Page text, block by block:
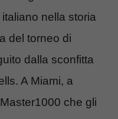
italiano nella storia
del torneo di
dalla sconfitta
A Miami, a
che gli